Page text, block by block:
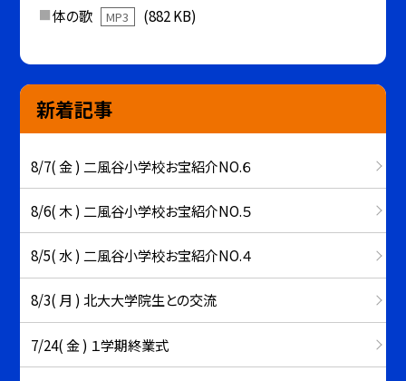
体の歌
MP3 (882 KB)
新着記事
8/7( 金 ) 二風谷小学校お宝紹介NO.６
8/6( 木 ) 二風谷小学校お宝紹介NO.５
8/5( 水 ) 二風谷小学校お宝紹介NO.４
8/3( 月 ) 北大大学院生との交流
7/24( 金 ) １学期終業式